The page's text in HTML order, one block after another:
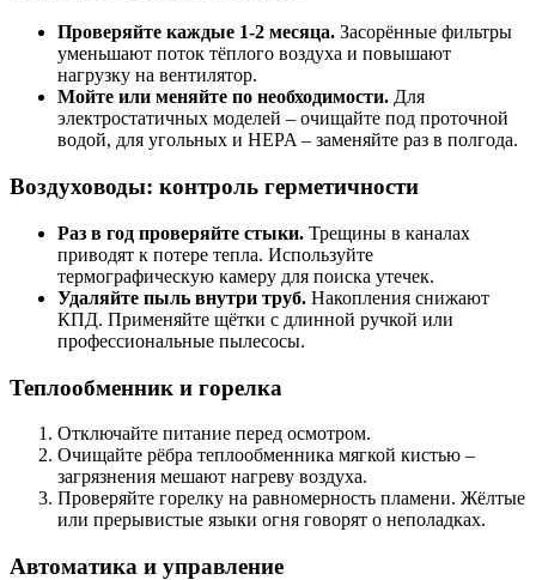
Проверяйте каждые 1-2 месяца. Засорённые фильтры
уменьшают поток тёплого воздуха и повышают
нагрузку на вентилятор.
Мойте или меняйте по необходимости. Для
электростатичных моделей – очищайте под проточной
водой, для угольных и HEPA – заменяйте раз в полгода.
Воздуховоды: контроль герметичности
Раз в год проверяйте стыки. Трещины в каналах
приводят к потере тепла. Используйте
термографическую камеру для поиска утечек.
Удаляйте пыль внутри труб. Накопления снижают
КПД. Применяйте щётки с длинной ручкой или
профессиональные пылесосы.
Теплообменник и горелка
Отключайте питание перед осмотром.
Очищайте рёбра теплообменника мягкой кистью –
загрязнения мешают нагреву воздуха.
Проверяйте горелку на равномерность пламени. Жёлтые
или прерывистые языки огня говорят о неполадках.
Автоматика и управление